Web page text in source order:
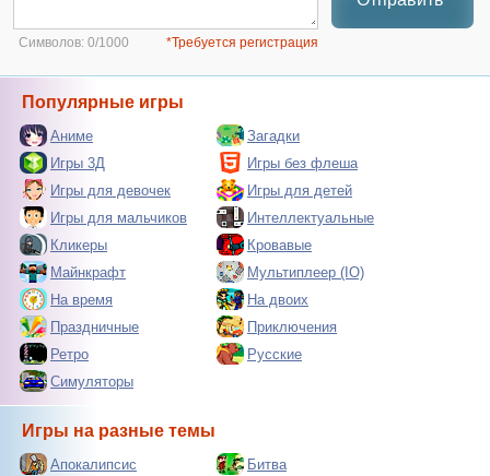
Символов: 0/1000 *Требуется регистрация
Популярные игры
Аниме
Загадки
Игры 3Д
Игры без флеша
Игры для девочек
Игры для детей
Игры для мальчиков
Интеллектуальные
Кликеры
Кровавые
Майнкрафт
Мультиплеер (IO)
На время
На двоих
Праздничные
Приключения
Ретро
Русские
Симуляторы
Игры на разные темы
Апокалипсис
Битва